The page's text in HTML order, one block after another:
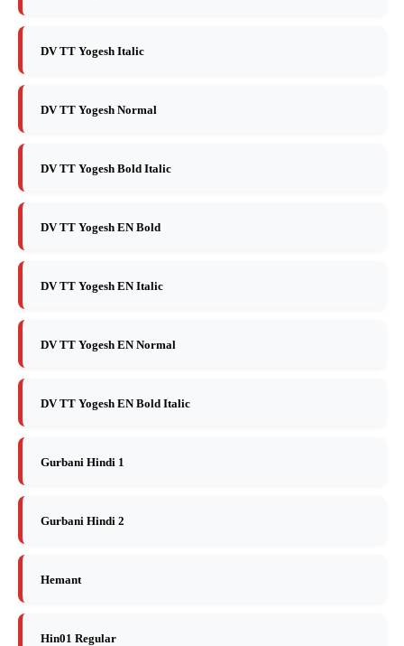
DV TT Yogesh Italic
DV TT Yogesh Normal
DV TT Yogesh Bold Italic
DV TT Yogesh EN Bold
DV TT Yogesh EN Italic
DV TT Yogesh EN Normal
DV TT Yogesh EN Bold Italic
Gurbani Hindi 1
Gurbani Hindi 2
Hemant
Hin01 Regular